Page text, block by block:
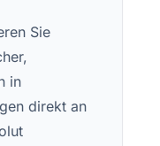
Sie
in
direkt an